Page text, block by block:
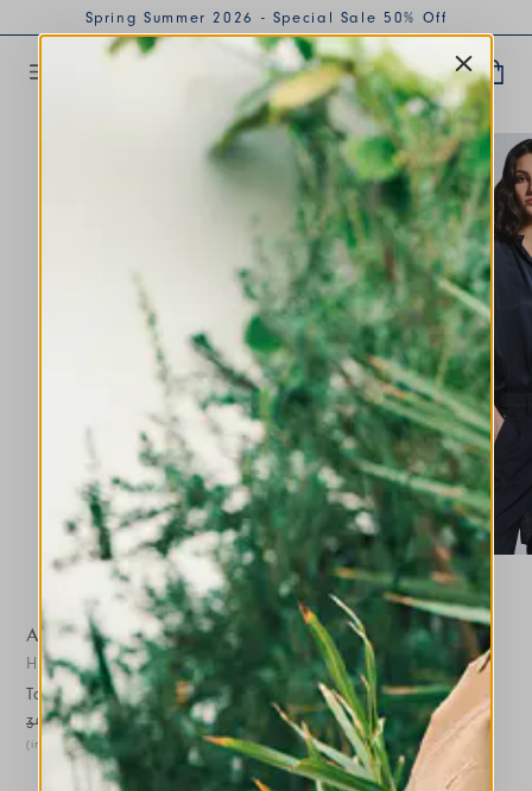
Spring Summer 2026 - Special Sale 50% Off
VERVOLLSTÄNDIGT DEN LOOK
ASSUME
HIGH
Top aus marineblauem Satin mit V-Ausschnitt
198,00 €
395,00 € -50%
(inklusive 20% Mwst.)